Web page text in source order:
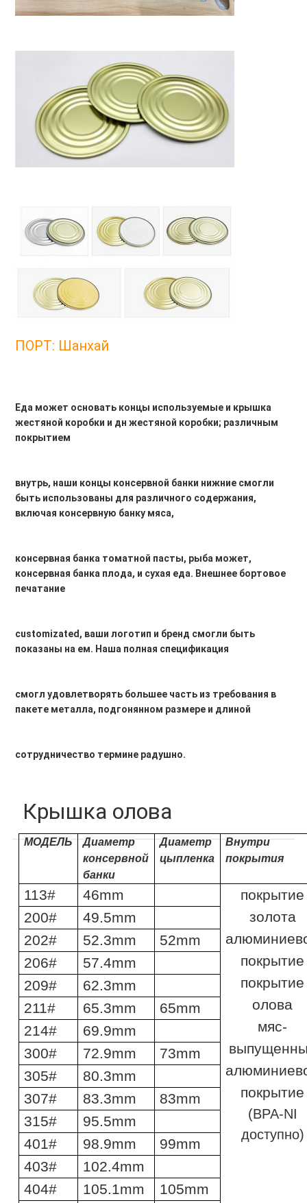
ПОРТ: Шанхай
Еда может основать концы используемые и крышка
жестяной коробки и дн жестяной коробки; различным
покрытием
внутрь, наши концы консервной банки нижние смогли
быть использованы для различного содержания,
включая консервную банку мяса,
консервная банка томатной пасты, рыба может,
консервная банка плода, и сухая еда. Внешнее бортовое
печатание
customizated, ваши логотип и бренд смогли быть
показаны на ем. Наша полная спецификация
смогл удовлетворять большее часть из требования в
пакете металла, подгонянном размере и длиной
сотрудничество термине радушно.
Крышка олова
МОДЕЛЬ
Диаметр
консервной
банки
Диаметр
цыпленка
Внутри
покрытия
113# 46mm
покрытие
золота
покрытие
покрытие
олова
мяс-
покрытие
(BPA-NI
доступно)
200#
49.5mm
202#
52.3mm
52mm
206#
57.4mm
209#
62.3mm
211#
65.3mm
65mm
214#
69.9mm
300#
72.9mm
73mm
305#
80.3mm
307#
83.3mm
83mm
315#
95.5mm
401#
98.9mm
99mm
403#
102.4mm
404#
105.1mm
105mm